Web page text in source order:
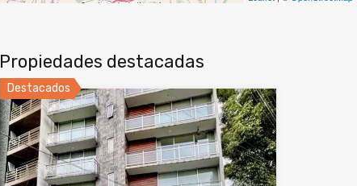
Propiedades destacadas
Destacados